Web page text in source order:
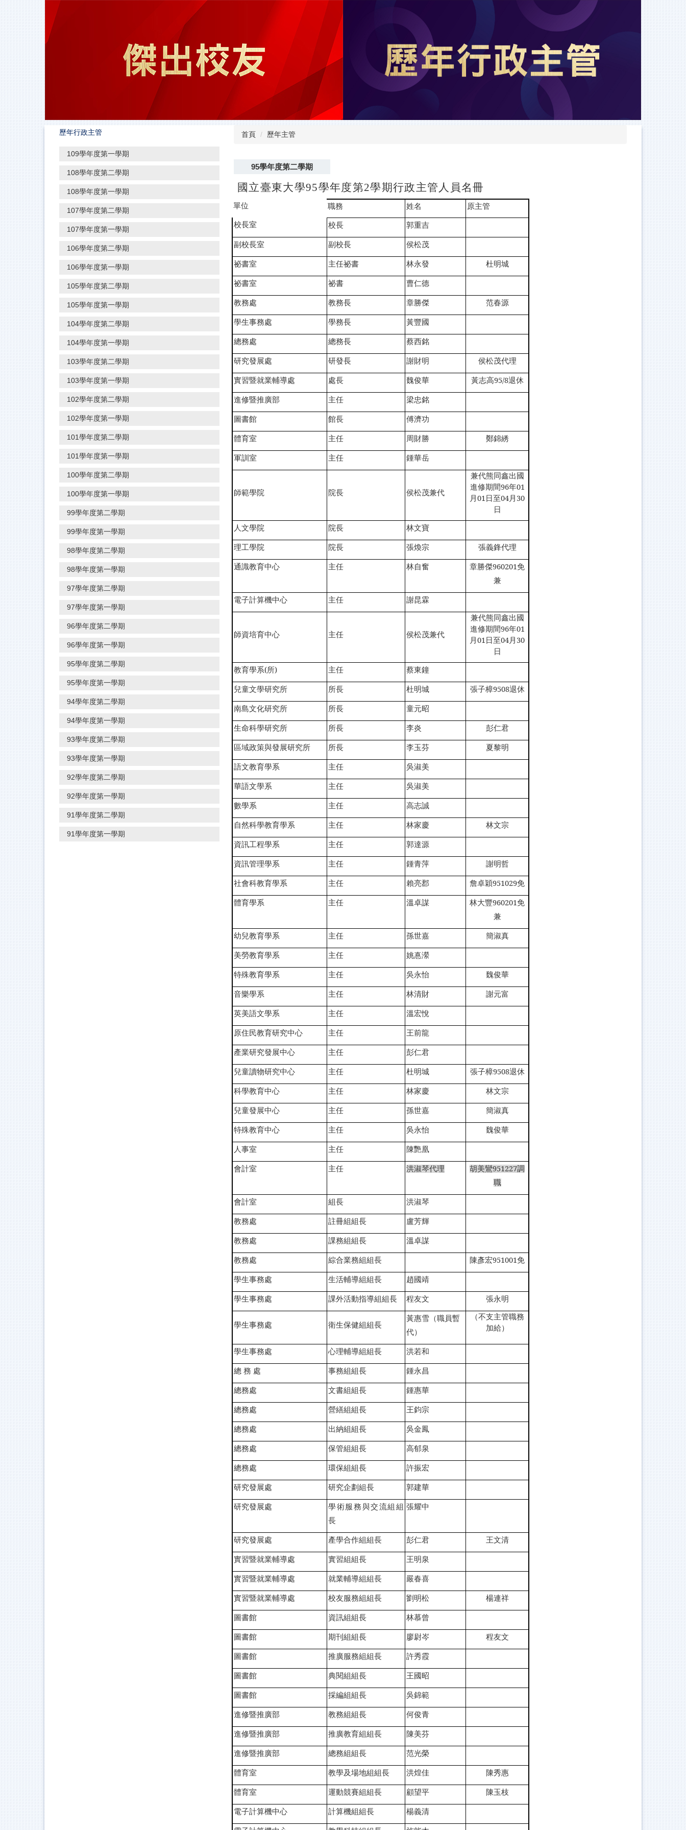
歷年行政主管
109學年度第一學期
108學年度第二學期
108學年度第一學期
107學年度第二學期
107學年度第一學期
106學年度第二學期
106學年度第一學期
105學年度第二學期
105學年度第一學期
104學年度第二學期
104學年度第一學期
103學年度第二學期
103學年度第一學期
102學年度第二學期
102學年度第一學期
101學年度第二學期
101學年度第一學期
100學年度第二學期
100學年度第一學期
99學年度第二學期
99學年度第一學期
98學年度第二學期
98學年度第一學期
97學年度第二學期
97學年度第一學期
96學年度第二學期
96學年度第一學期
95學年度第二學期
95學年度第一學期
94學年度第二學期
94學年度第一學期
93學年度第二學期
93學年度第一學期
92學年度第二學期
92學年度第一學期
91學年度第二學期
91學年度第一學期
首頁 歷年主管
95學年度第二學期
國立臺東大學95學年度第2學期行政主管人員名冊
單位 職務 姓名
原主管
校長室
校長
郭重吉
副校長室
副校長
侯松茂
祕書室
主任祕書 林永發
杜明城
祕書室
祕書
曹仁德
教務處
教務長 章勝傑
范春源
學生事務處
學務長
黃豐國
總務處
總務長
蔡西銘
研究發展處
研發長 謝財明
侯松茂代理
實習暨就業輔導處
處長 魏俊華 黃志高95/8退休
進修暨推廣部
主任
梁忠銘
圖書館
館長
傅濟功
體育室
主任 周財勝
鄭錦綉
軍訓室
主任 鍾華岳
師範學院 院長 侯松茂兼代
兼代熊同鑫出國
進修期間96年01
月01日至04月30
日
人文學院
院長
林文寶
理工學院
院長 張煥宗
張義鋒代理
通識教育中心
主任 林自奮
章勝傑960201免
兼
電子計算機中心
主任 謝昆霖
師資培育中心 主任 侯松茂兼代
兼代熊同鑫出國
進修期間96年01
月01日至04月30
日
教育學系(所)
主任
蔡東鐘
兒童文學研究所
所長 杜明城
張子樟9508退休
南島文化研究所
所長
童元昭
生命科學研究所
所長 李炎
彭仁君
區域政策與發展研究所
所長 李玉芬
夏黎明
語文教育學系
主任
吳淑美
華語文學系
主任
吳淑美
數學系
主任
高志誠
自然科學教育學系
主任 林家慶
林文宗
資訊工程學系
主任
郭達源
資訊管理學系
主任 鍾青萍
謝明哲
社會科教育學系
主任 賴亮郡
詹卓穎951029免
體育學系
主任 溫卓謀
林大豐960201免
兼
幼兒教育學系
主任 孫世嘉
簡淑真
美勞教育學系
主任
姚惪瀠
特殊教育學系
主任 吳永怡
魏俊華
音樂學系
主任 林清財
謝元富
英美語文學系
主任
溫宏悅
原住民教育研究中心
主任
王前龍
產業研究發展中心
主任
彭仁君
兒童讀物研究中心
主任 杜明城
張子樟9508退休
科學教育中心
主任 林家慶
林文宗
兒童發展中心
主任 孫世嘉
簡淑真
特殊教育中心
主任 吳永怡
魏俊華
人事室
主任
陳艷凰
會計室
主任 洪淑琴代理
胡美鸞951227調
職
會計室
組長
洪淑琴
教務處
註冊組組長
盧芳輝
教務處
課務組組長
溫卓謀
教務處
綜合業務組組長
陳彥宏951001免
學生事務處
生活輔導組組長
趙國靖
學生事務處
課外活動指導組組長 程友文 張永明
學生事務處 衛生保健組組長
黃惠雪（職員暫
代）
（不支主管職務
加給）
學生事務處 心理輔導組組長
洪若和
總 務 處
事務組組長
鍾永昌
總務處
文書組組長
鍾惠華
總務處
營繕組組長
王鈞宗
總務處
出納組組長
吳金鳳
總務處
保管組組長
高郁泉
總務處
環保組組長
許振宏
研究發展處
研究企劃組長
郭建華
研究發展處
學術服務與交流組組
長
張耀中
研究發展處 產學合作組組長 彭仁君
王文清
實習暨就業輔導處
實習組組長
王明泉
實習暨就業輔導處
就業輔導組組長
嚴春喜
實習暨就業輔導處
校友服務組組長 劉明松
楊連祥
圖書館
資訊組組長
林慕曾
圖書館
期刊組組長 廖尉岑
程友文
圖書館
推廣服務組組長
許秀霞
圖書館
典閱組組長
王國昭
圖書館
採編組組長
吳錦範
進修暨推廣部
教務組組長
何俊青
進修暨推廣部
推廣教育組組長
陳美芬
進修暨推廣部
總務組組長
范光榮
體育室
教學及場地組組長 洪煌佳
陳秀惠
體育室
運動競賽組組長 顧望平
陳玉枝
電子計算機中心
計算機組組長
楊義清